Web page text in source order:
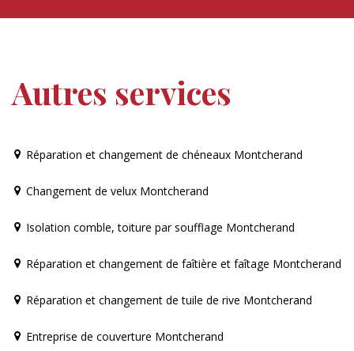
Autres services
Réparation et changement de chéneaux Montcherand
Changement de velux Montcherand
Isolation comble, toiture par soufflage Montcherand
Réparation et changement de faîtière et faîtage Montcherand
Réparation et changement de tuile de rive Montcherand
Entreprise de couverture Montcherand